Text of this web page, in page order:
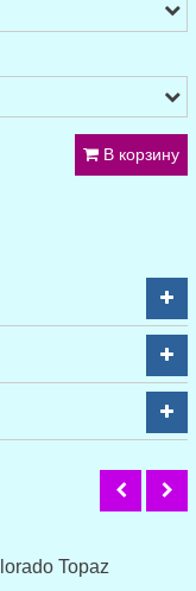
В корзину
Topaz